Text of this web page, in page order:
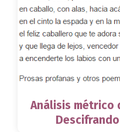
Análisis métrico